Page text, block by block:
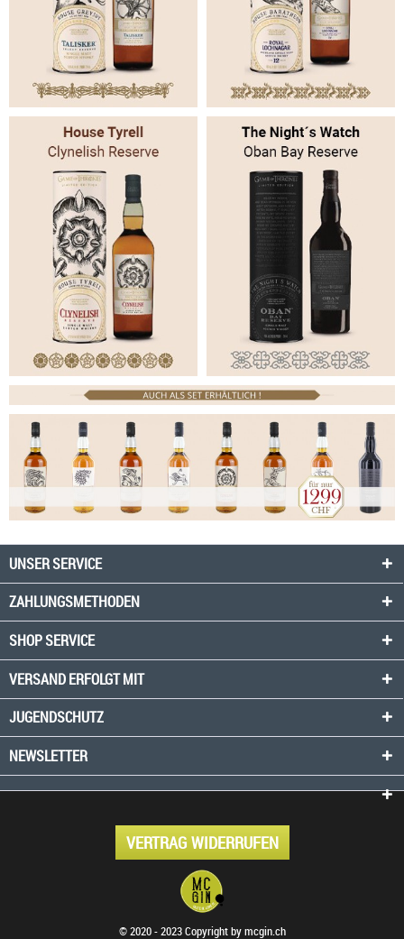
UNSER SERVICE
ZAHLUNGSMETHODEN
SHOP SERVICE
VERSAND ERFOLGT MIT
JUGENDSCHUTZ
NEWSLETTER
VERTRAG WIDERRUFEN
© 2020 - 2023 Copyright by mcgin.ch